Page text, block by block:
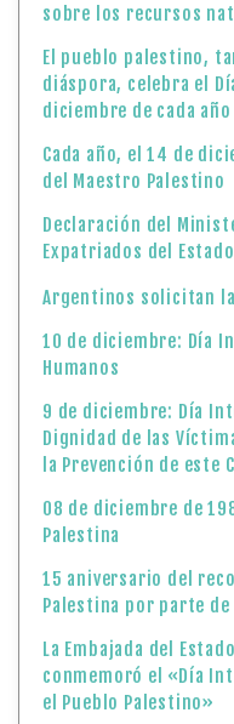
sobre los recursos
El pueblo palestino,
diáspora, celebra el
diciembre de cada año
Cada año, el 14 de
del Maestro Palestino
Declaración del
Expatriados del
Argentinos solicitan
10 de diciembre: Día
Humanos
9 de diciembre: Día
Dignidad de las
la Prevención de este
08 de diciembre de
Palestina
15 aniversario del
Palestina por parte
La Embajada del
conmemoró el «Día
el Pueblo Palestino»